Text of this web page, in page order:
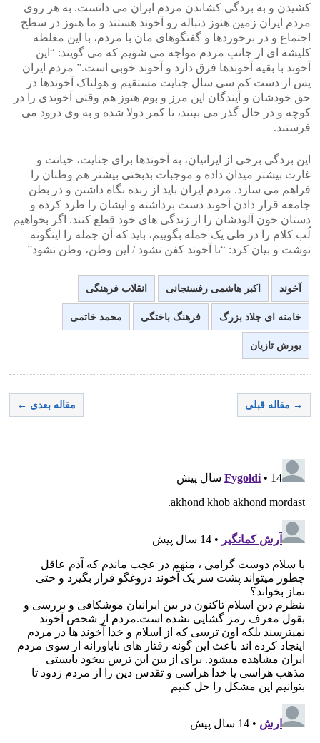
کشیدن و به بردگی کشاندن مردم ایران می دانست. به هر روی
مردم ایران زمین هنوز دنباله رو آخوند هستند و ما هنوز در سطح
اجتماع و در برخوردها و گفتگوهای مان با مردم، با این مغلطه
کلیشه ای از جانب مردم مواجه می شویم که می گویند: “این
آخوند با بقیه آخوندها فرق دارد و آخوند خوبی است.” مردم ایران
پس از دست کم سی سال جنایت مستقیم و هولناک آخوندها در
حق خودشان و آیندگان این مرز و بوم هنوز هم وقتی آخوندی را در
کوچه و در حال گذر می بینند، تا کمر دولا شده و به وی درود می
فرستند.
این بردگی برخی از ایرانیان، به آخوندها برای جنایت، خیانت و
غارت بیشتر میدان داده و موجبات بدبختی بیشتر هم وطنان را
فراهم می سازد. مردم ایران باید از زنده نگاه داشتن و در بطن
جامعه قرار دادن آخوند دست برداشته و ایشان را طرد کرده و
دستان خون آلودشان را از زندگی های خود قطع کنند. اگر بخواهیم
لُب کلام را در طی یک جمله بگوییم، باید که آن جمله را اینگونه
نوشت و بیان کرد: “تا آخوند کفن نشود / این وطن، وطن نشود”
آخوند اکبر هاشمی رفسنجانی انقلاب فرهنگی
خامنه ای جلاد بزرگ فرهنگ باختگی محمد خاتمی
یورش تازیان
→ مقاله قبلی مقاله بعدی ←